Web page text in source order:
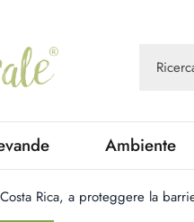
Ambiente
Costa Rica, a proteggere la